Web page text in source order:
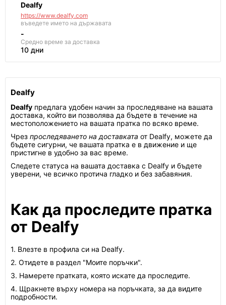
Dealfy
https://www.dealfy.com
въведете името на държавата
-
Средно време за доставка
10 дни
Dealfy
Dealfy предлага удобен начин за проследяване на вашата
доставка, който ви позволява да бъдете в течение на
местоположението на вашата пратка по всяко време.
Чрез проследяването на доставката от Dealfy, можете да
бъдете сигурни, че вашата пратка е в движение и ще
пристигне в удобно за вас време.
Следете статуса на вашата доставка с Dealfy и бъдете
уверени, че всичко протича гладко и без забавяния.
Как да проследите пратка
от Dealfy
1. Влезте в профила си на Dealfy.
2. Отидете в раздел "Моите поръчки".
3. Намерете пратката, която искате да проследите.
4. Щракнете върху номера на поръчката, за да видите
подробности.